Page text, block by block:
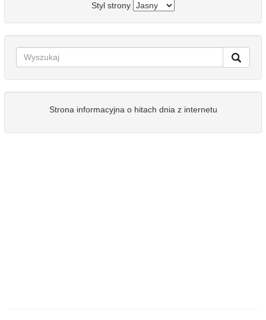
Styl strony
Strona informacyjna o hitach dnia z internetu